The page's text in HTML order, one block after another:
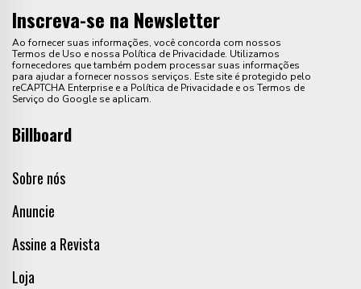
Inscreva-se na Newsletter
Ao fornecer suas informações, você concorda com nossos
Termos de Uso e nossa Política de Privacidade. Utilizamos
fornecedores que também podem processar suas informações
para ajudar a fornecer nossos serviços. Este site é protegido pelo
reCAPTCHA Enterprise e a Política de Privacidade e os Termos de
Serviço do Google se aplicam.
Billboard
Sobre nós
Anuncie
Assine a Revista
Loja